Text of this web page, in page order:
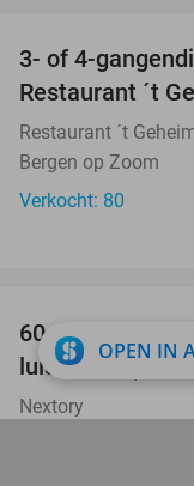
3- of 4-
Restaurant ´t
Restaurant ´t
Bergen op Zoom
Verkocht: 80
60 dagen
luisteruren)
Nextory
OPEN IN